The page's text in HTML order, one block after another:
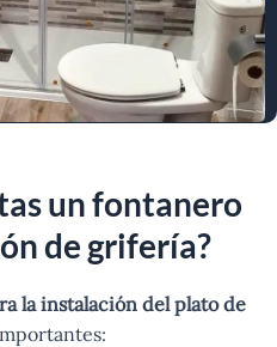
un fontanero
de grifería?
la instalación del plato de